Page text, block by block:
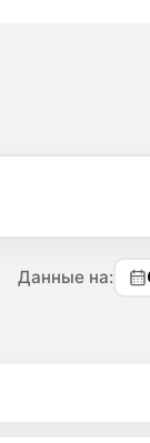
Данные на: